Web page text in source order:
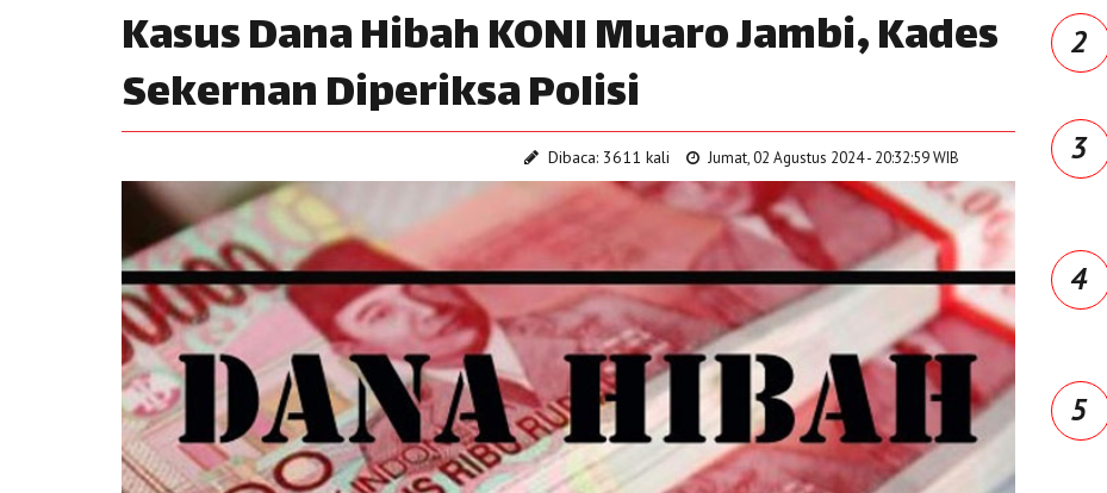
Kasus Dana Hibah KONI Muaro Jambi, Kades
Sekernan Diperiksa Polisi
Dibaca: 3611 kali Jumat, 02 Agustus 2024 - 20:32:59 WIB
2
3
4
5